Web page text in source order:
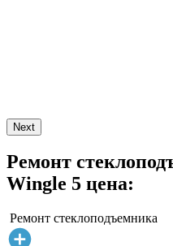
Next
Ремонт
Wingle 5 цена:
Ремонт стеклоподъемника